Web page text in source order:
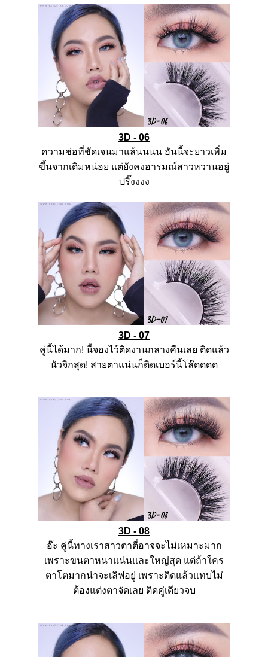
3D - 06
ความช่อที่ชัดเจนมาแล้นนนน อันนี้จะยาวเพิ่ม
ขึ้นจากเดิมหน่อย แต่ยังคงอารมณ์สาวหวานอยู่
ปริ๊งงงง
3D - 07
คู่นี้ได้มาก! นี้จองไว้ติดงานกลางคืนเลย ติดแล้ว
นัวจิกสุด! สายตาแน่นก็ติดเบอร์นี้โล๊ดดดด
3D - 08
อ๊ะ คู่นี้ทางเราสาวตาตี่อาจจะไม่เหมาะมาก
เพราะขนตาหนาแน่นและใหญ่สุด แต่ถ้าใคร
ตาโตมากน่าจะเลิฟอยู่ เพราะติดแล้วแทบไม่
ต้องแต่งตาจัดเลย ติดคู่เดียวจบ